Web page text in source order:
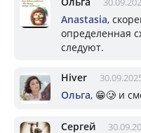
Anastasia,
определенная
следуют.
Hiver
Ольга, 😁🥲 и
Сергей